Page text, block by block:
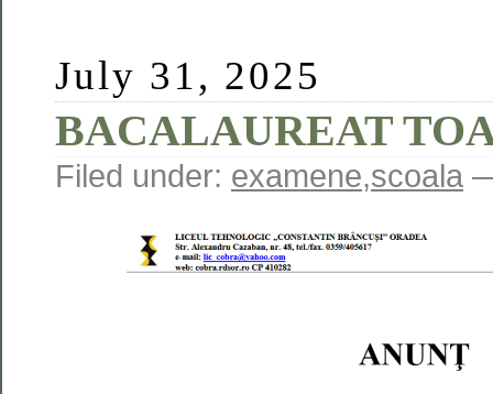
July 31, 2025
BACALAUREAT
Filed under: examene,scoala